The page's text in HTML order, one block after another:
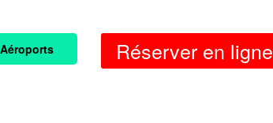
Réserver en ligne